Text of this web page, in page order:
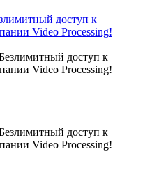
доступ к
Video Processing!